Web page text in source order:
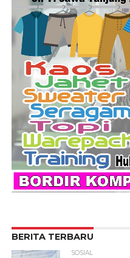
BERITA TERBARU
SOSIAL